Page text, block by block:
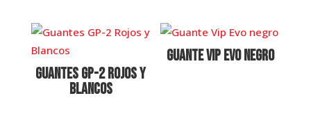
Guantes GP-2 Rojos y
Blancos
Guante Vip Evo negro